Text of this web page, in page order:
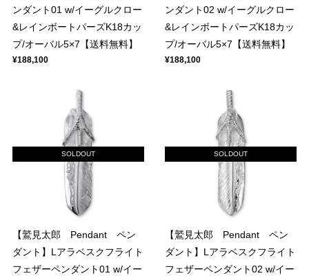
ンダント01 w/イーグルクロー
&レインボートパーズK18カッ
プ/オーバル5×7【送料無料】
¥188,100
ンダント02 w/イーグルクロー
&レインボートパーズK18カッ
プ/オーバル5×7【送料無料】
¥188,100
SOLDOUT
【鷲見太郎 Pendant ペン
ダント】Lアラベスクフライト
フェザーペンダント01 w/イー
SOLDOUT
【鷲見太郎 Pendant ペン
ダント】Lアラベスクフライト
フェザーペンダント02 w/イー